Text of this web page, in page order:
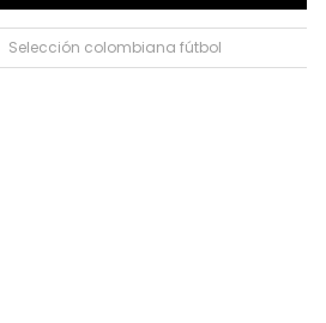
Selección colombiana fútbol